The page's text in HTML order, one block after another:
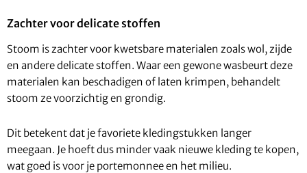
Zachter voor delicate stoffen
Stoom is zachter voor kwetsbare materialen zoals wol, zijde
en andere delicate stoffen. Waar een gewone wasbeurt deze
materialen kan beschadigen of laten krimpen, behandelt
stoom ze voorzichtig en grondig.
Dit betekent dat je favoriete kledingstukken langer
meegaan. Je hoeft dus minder vaak nieuwe kleding te kopen,
wat goed is voor je portemonnee en het milieu.